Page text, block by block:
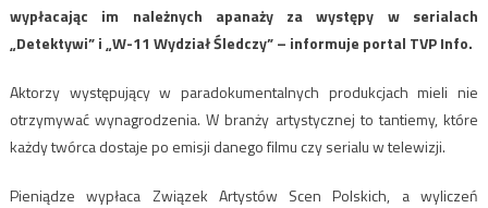
wypłacając im należnych apanaży za występy w serialach
„Detektywi” i „W-11 Wydział Śledczy” – informuje portal TVP Info.
Aktorzy występujący w paradokumentalnych produkcjach mieli nie
otrzymywać wynagrodzenia. W branży artystycznej to tantiemy, które
każdy twórca dostaje po emisji danego filmu czy serialu w telewizji.
Pieniądze wypłaca Związek Artystów Scen Polskich, a wyliczeń